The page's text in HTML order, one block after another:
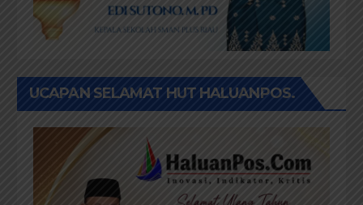
UCAPAN SELAMAT HUT HALUANPOS.